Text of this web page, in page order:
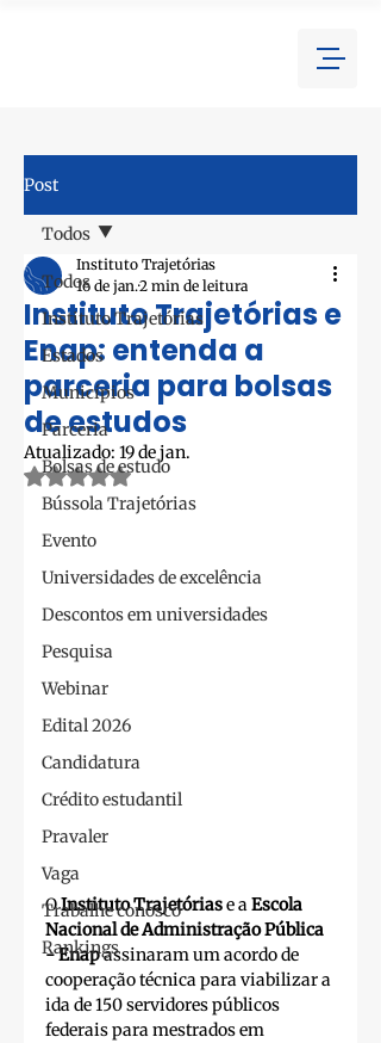
Post
Todos
Instituto Trajetórias
Estados
Municípios
Parceria
Bolsas de estudo
Bússola Trajetórias
Evento
Universidades de excelência
Descontos em universidades
Pesquisa
Webinar
Edital 2026
Candidatura
Crédito estudantil
Pravaler
Vaga
Trabalhe conosco
Rankings
Todos
Instituto Trajetórias e
Enap: entenda a
parceria para bolsas
de estudos
Instituto Trajetórias
16 de jan.2 min de leitura
Atualizado: 19 de jan.
Avaliado com NaN de 5 estrelas.
O Instituto Trajetórias e a Escola
Nacional de Administração Pública
- Enap assinaram um acordo de
cooperação técnica para viabilizar a
ida de 150 servidores públicos
federais para mestrados em